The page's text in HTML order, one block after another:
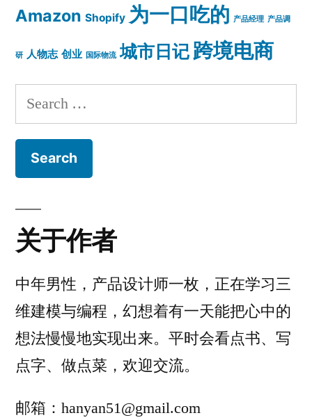
Amazon Shopify 为一口吃的 产品经理 产品调
研 人物志 创业 国际物流 城市日记跨境电商
Search
for:
关于作者
中年男性，产品设计师一枚，正在学习三
维建模与编程，幻想着有一天能把心中的
想法慢慢地实现出来。平时会看点书、写
点字、做点菜，欢迎交流。
邮箱：hanyan51@gmail.com